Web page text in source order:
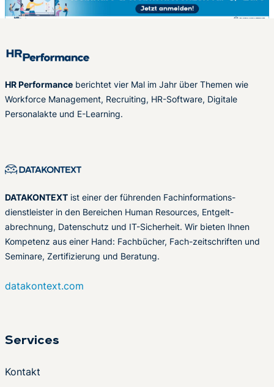
HR Performance berichtet vier Mal im Jahr über Themen wie
Workforce Management, Recruiting, HR-Software, Digitale
Personalakte und E-Learning.
DATAKONTEXT ist einer der führenden Fachinformations-
dienstleister in den Bereichen Human Resources, Entgelt-
abrechnung, Datenschutz und IT-Sicherheit. Wir bieten Ihnen
Kompetenz aus einer Hand: Fachbücher, Fach-zeitschriften und
Seminare, Zertifizierung und Beratung.
datakontext.com
Services
Kontakt